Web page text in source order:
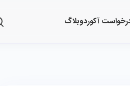
آکوردوبلاگ